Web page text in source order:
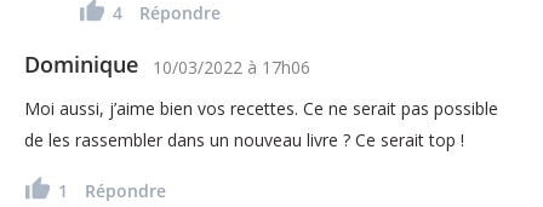
4 Répondre
Dominique 10/03/2022 à 17h06
Moi aussi, j’aime bien vos recettes. Ce ne serait pas possible
de les rassembler dans un nouveau livre ? Ce serait top !
1 Répondre